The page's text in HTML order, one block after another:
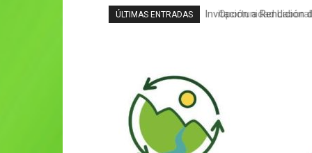
ÚLTIMAS ENTRADAS Oportunidad Laboral